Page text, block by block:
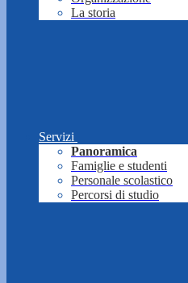
La storia
Servizi
Panoramica
Famiglie e studenti
Personale scolastico
Percorsi di studio